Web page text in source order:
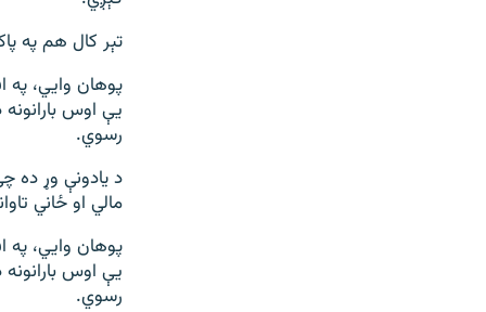
1080p
تېر کال هم په
پوهان وایي، په
یې اوس
رسوي.
د یادونې وړ ده
مالي او ځاني
پوهان وایي، په
یې اوس
رسوي.